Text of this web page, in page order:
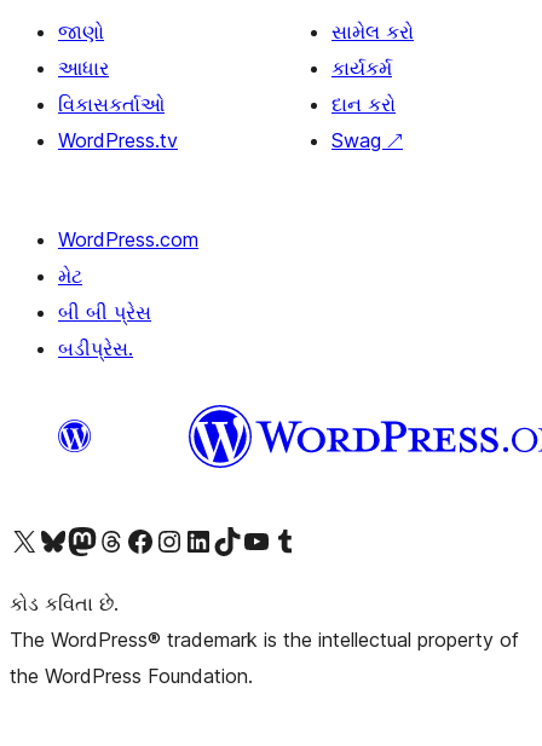
જાણો
આધાર
વિકાસકર્તાઓ
WordPress.tv
સામેલ કરો
કાર્યકર્મ
દાન કરો
Swag ↗
WordPress.com
મેટ
બી બી પ્રેસ
બડીપ્રેસ.
અમારા X (અગાઉ ટ્વિટર) એકાઉન્ટની મુલાકાત લોઅમારા Bluesky એકાઉન્ટની મુલાકાત લોઅમારા માસ્ટોડોન એકાઉન્ટની મુલાકાત લોઅમારા Threads એકાઉન્ટની મુલાકાત લો અમારા ફેસબુક પેજની મુલાકાત લોઅમારા ઇન્સ્ટાગ્રામ એકાઉન્ટની મુલાકાત લો અમારા LinkedIn એકાઉન્ટની મુલાકાત લોઅમારા TikTok એકાઉન્ટની મુલાકાત લોઅમારી YouTube ચેનલની મુલાકાત લો અમારા Tumblr એકાઉન્ટની મુલાકાત લો
કોડ કવિતા છે.
The WordPress® trademark is the intellectual property of
the WordPress Foundation.